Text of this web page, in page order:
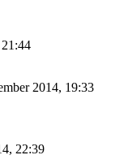
2014, 19:33
22:39